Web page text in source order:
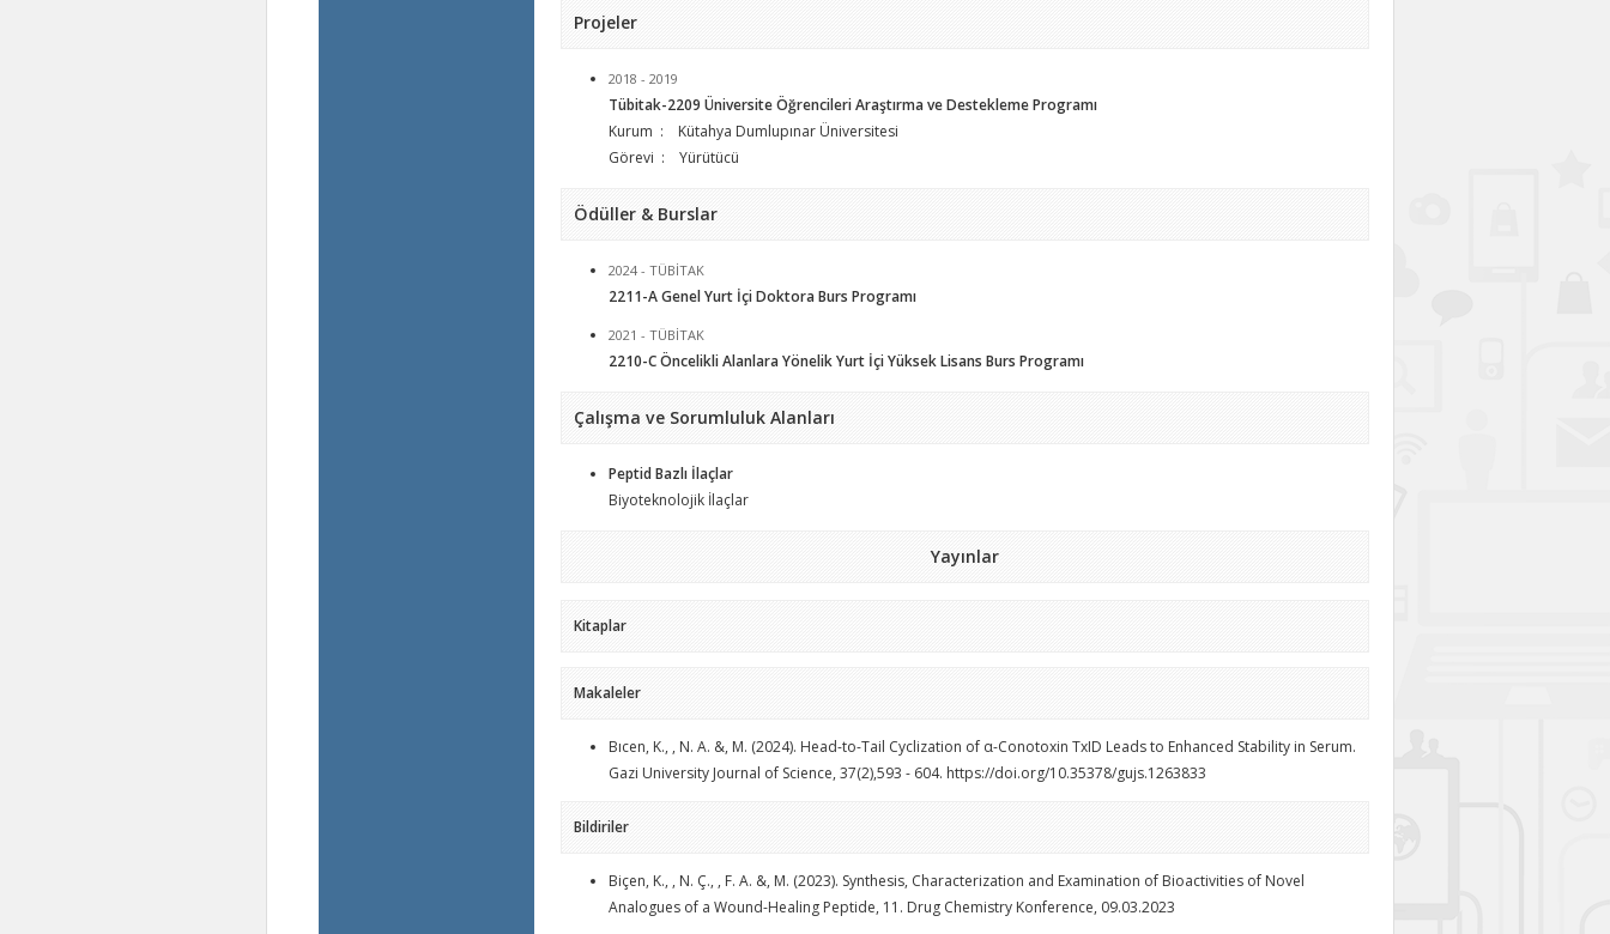
Projeler
2018 - 2019
Tübitak-2209 Üniversite Öğrencileri Araştırma ve Destekleme Programı
Kurum : Kütahya Dumlupınar Üniversitesi
Görevi : Yürütücü
Ödüller & Burslar
2024 - TÜBİTAK
2211-A Genel Yurt İçi Doktora Burs Programı
2021 - TÜBİTAK
2210-C Öncelikli Alanlara Yönelik Yurt İçi Yüksek Lisans Burs Programı
Çalışma ve Sorumluluk Alanları
Peptid Bazlı İlaçlar
Biyoteknolojik İlaçlar
Yayınlar
Kitaplar
Makaleler
Bıcen, K., , N. A. &, M. (2024). Head-to-Tail Cyclization of α-Conotoxin TxID Leads to Enhanced Stability in Serum.
Gazi University Journal of Science, 37(2),593 - 604. https://doi.org/10.35378/gujs.1263833
Bildiriler
Biçen, K., , N. Ç., , F. A. &, M. (2023). Synthesis, Characterization and Examination of Bioactivities of Novel
Analogues of a Wound-Healing Peptide, 11. Drug Chemistry Konference, 09.03.2023